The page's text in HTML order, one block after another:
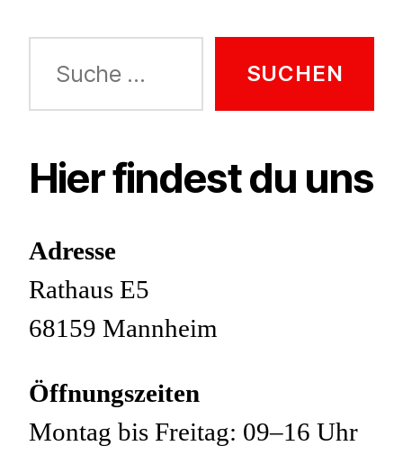
nach:
Hier findest du uns
Adresse
Rathaus E5
68159 Mannheim
Öffnungszeiten
Montag bis Freitag: 09–16 Uhr